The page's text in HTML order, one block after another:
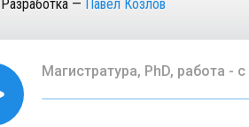
Разработка — Павел Козлов
Магистратура, PhD, работа -